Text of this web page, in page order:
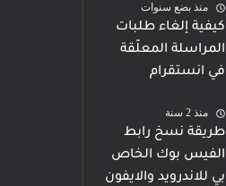
منذ بضع سنوات
كيفية إلغاء طلبات
المراسلة المعلّقة
في انستقرام
منذ 2 سنة
طريقة نسخ رابط
الفيس بوك الخاص
بي للاندرويد والايفون